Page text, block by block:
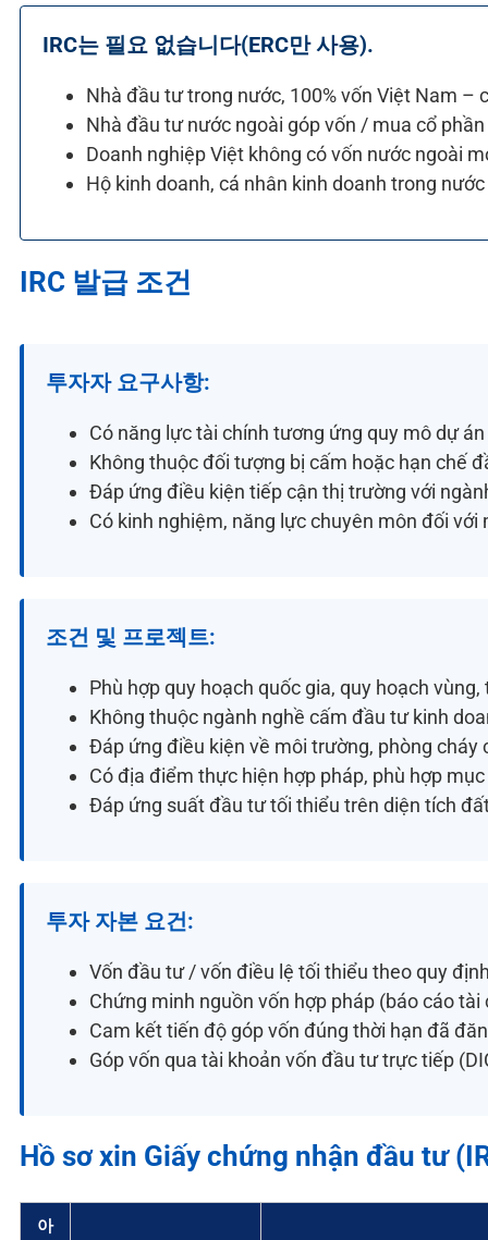
IRC는 필요 없습니다(ERC만 사용).
Nhà đầu tư trong nước, 100% vốn Việt Nam –
Nhà đầu tư nước ngoài góp vốn / mua cổ
Doanh nghiệp Việt không có vốn nước ngoài
Hộ kinh doanh, cá nhân kinh doanh trong nước
IRC 발급 조건
투자자 요구사항:
Có năng lực tài chính tương ứng quy mô dự án
Không thuộc đối tượng bị cấm hoặc hạn chế
Đáp ứng điều kiện tiếp cận thị trường với
Có kinh nghiệm, năng lựcchuyên môn đối với
조건 및 프로젝트:
Phù hợp quy hoạch quốc gia, quy hoạch
Không thuộc ngành nghề cấm đầu tư kinh
Đáp ứng điều kiện về môi trường, phòng cháy
Có địa điểm thực hiện hợp pháp, phù hợp
Đáp ứng suất đầu tư tối thiểu trên diện tích
투자 자본 요건:
Vốn đầu tư / vốn điều lệ tối thiểu theo quy
Chứng minh nguồn vốn hợp pháp (báo cáo
Cam kết tiến độ góp vốn đúng thời hạn đã
Góp vốn qua tài khoản vốn đầu tư trực tiếp
Hồ sơ xin Giấy chứng nhận đầu tư
아